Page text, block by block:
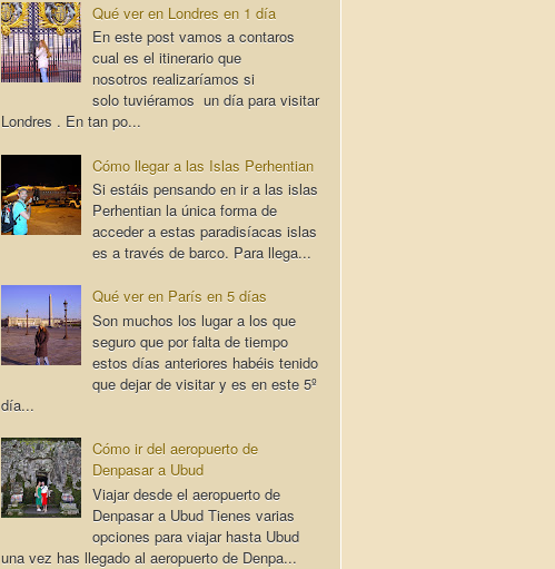
Qué ver en Londres en 1 día
En este post vamos a contaros
cual es el itinerario que
nosotros realizaríamos si
solo tuviéramos un día para visitar
Londres . En tan po...
Cómo llegar a las Islas Perhentian
Si estáis pensando en ir a las islas
Perhentian la única forma de
acceder a estas paradisíacas islas
es a través de barco. Para llega...
Qué ver en París en 5 días
Son muchos los lugar a los que
seguro que por falta de tiempo
estos días anteriores habéis tenido
que dejar de visitar y es en este 5º
día...
Cómo ir del aeropuerto de
Denpasar a Ubud
Viajar desde el aeropuerto de
Denpasar a Ubud Tienes varias
opciones para viajar hasta Ubud
una vez has llegado al aeropuerto de Denpa...